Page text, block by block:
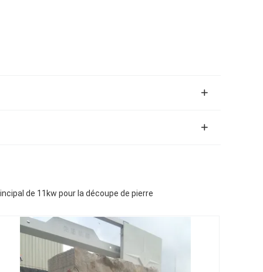
de 11kw pour la découpe de pierre